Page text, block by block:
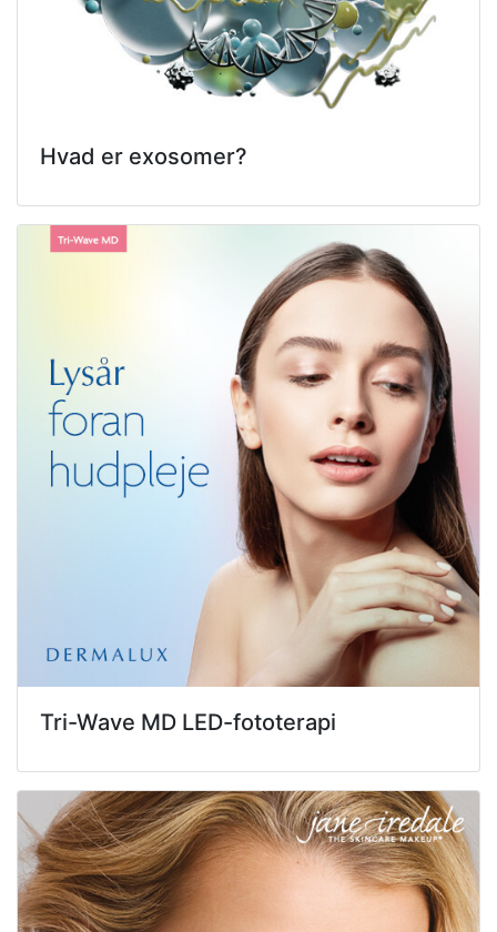
Hvad er exosomer?
Tri-Wave MD LED-fototerapi